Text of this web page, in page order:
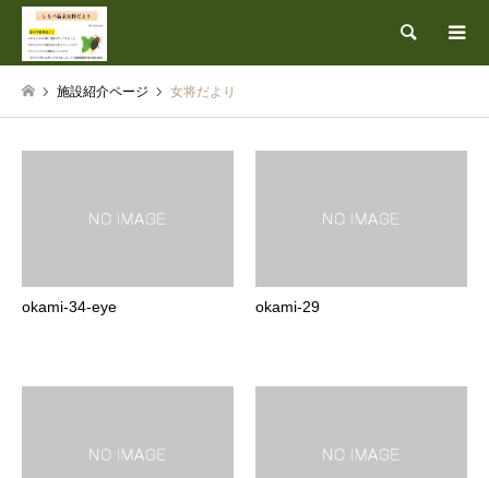
検索
施設紹介ページ 女将だより
okami-34-eye okami-29